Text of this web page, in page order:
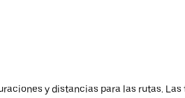
y distancias para las rutas.